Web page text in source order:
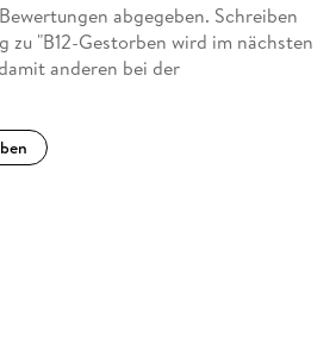
abgegeben. Schreiben
zu "B12-Gestorben wird im nächsten
anderen bei der